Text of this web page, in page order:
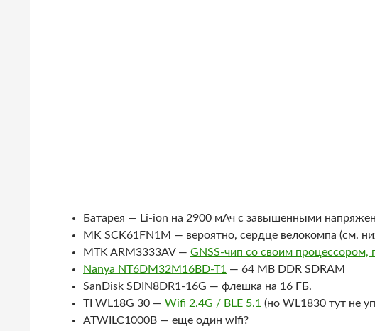
Батарея — Li-ion на 2900 мАч с завышенными
MK SCK61FN1M — вероятно, сердце велокомпа (см.
MTK ARM3333AV — GNSS-чип со своим процессором,
Nanya NT6DM32M16BD-T1 — 64 MB DDR SDRAM
SanDisk SDIN8DR1-16G — флешка на 16 ГБ.
TI WL18G 30 — Wifi 2.4G / BLE 5.1 (но WL1830 тут не
ATWILC1000B — еще один wifi?